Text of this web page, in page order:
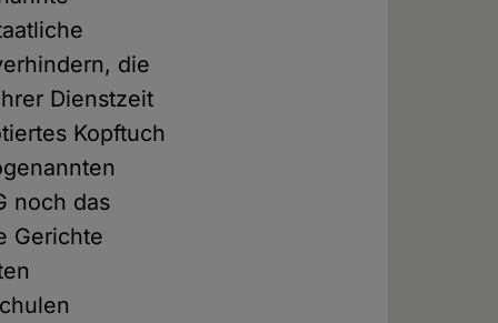
die
Dienstzeit
Kopftuch
noch das
Gerichte